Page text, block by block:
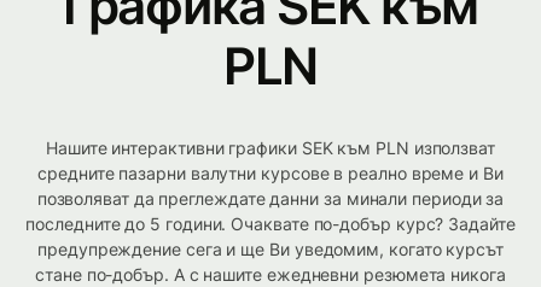
PLN
Нашите интерактивни графики SEK към PLN използват
средните пазарни валутни курсове в реално време и Ви
позволяват да преглеждате данни за минали периоди за
последните до 5 години. Очаквате по-добър курс? Задайте
предупреждение сега и ще Ви уведомим, когато курсът
стане по-добър. А с нашите ежедневни резюмета никога